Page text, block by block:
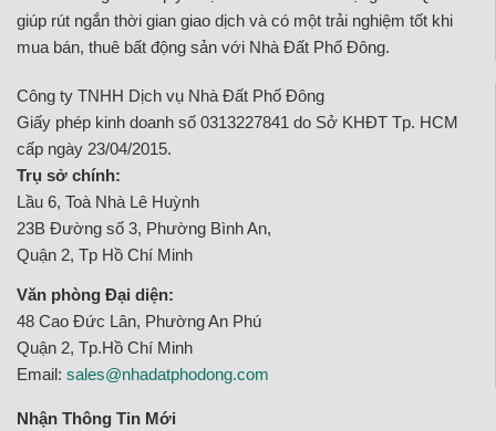
giúp rút ngắn thời gian giao dịch và có một trải nghiệm tốt khi
mua bán, thuê bất động sản với Nhà Đất Phố Đông.
Công ty TNHH Dịch vụ Nhà Đất Phố Đông
Giấy phép kinh doanh số 0313227841 do Sở KHĐT Tp. HCM
cấp ngày 23/04/2015.
Trụ sở chính:
Lầu 6, Toà Nhà Lê Huỳnh
23B Đường số 3, Phường Bình An,
Quận 2, Tp Hồ Chí Minh
Văn phòng Đại diện:
48 Cao Đức Lân, Phường An Phú
Quận 2, Tp.Hồ Chí Minh
Email: sales@nhadatphodong.com
Nhận Thông Tin Mới